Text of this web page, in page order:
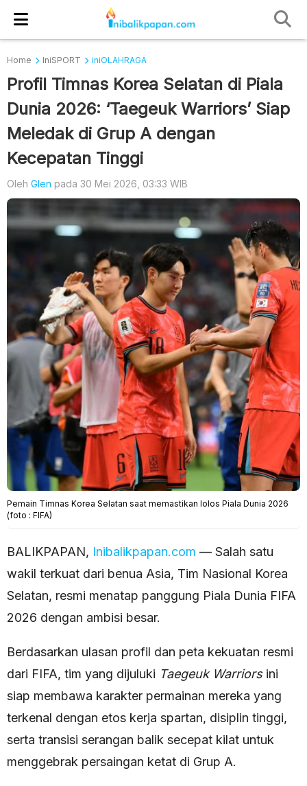
Home IniSPORT iniOLAHRAGA
Profil Timnas Korea Selatan di Piala
Dunia 2026: ‘Taegeuk Warriors’ Siap
Meledak di Grup A dengan
Kecepatan Tinggi
Oleh Glen pada 30 Mei 2026, 03:33 WIB
Pemain Timnas Korea Selatan saat memastikan lolos Piala Dunia 2026
(foto : FIFA)
BALIKPAPAN, Inibalikpapan.com — Salah satu
wakil terkuat dari benua Asia, Tim Nasional Korea
Selatan, resmi menatap panggung Piala Dunia FIFA
2026 dengan ambisi besar.
Berdasarkan ulasan profil dan peta kekuatan resmi
dari FIFA, tim yang dijuluki Taegeuk Warriorsini
siap membawa karakter permainan mereka yang
terkenal dengan etos kerja spartan, disiplin tinggi,
serta transisi serangan balik secepat kilat untuk
menggebrak persaingan ketat di Grup A.